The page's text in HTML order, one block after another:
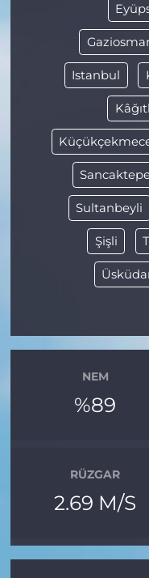
Istanbul
Sultanbeyli
Şişli
NEM
%89
RÜZGAR
2.69 M/S